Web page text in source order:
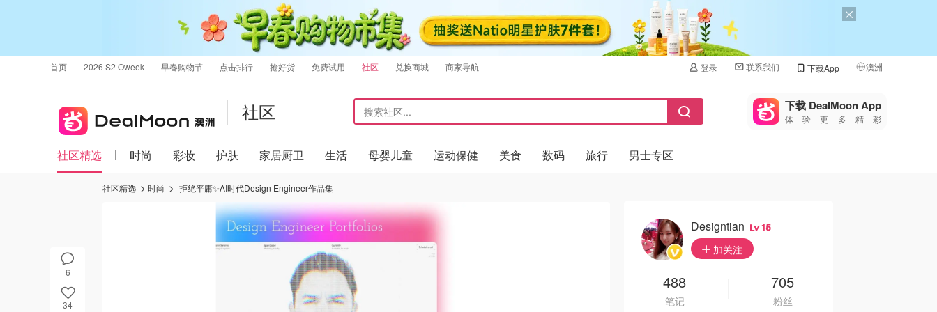
首页 2026 S2 Oweek 早春购物节 点击排行 抢好货 免费试用 社区 兑换商城 商家导航 登录 联系我们 下载App 澳洲
🇺🇸
🇨🇳 中国
🇮🇹
社区 下载 DealMoon App
体验更多精彩
社区精选 时尚 彩妆 护肤 家居厨卫 生活 母婴儿童 运动保健 美食 数码 旅行 男士专区
6
34
社区精选 时尚 拒绝平庸✨AI时代Design Engineer作品集
Designtian 15
加关注
488
笔记
705
粉丝